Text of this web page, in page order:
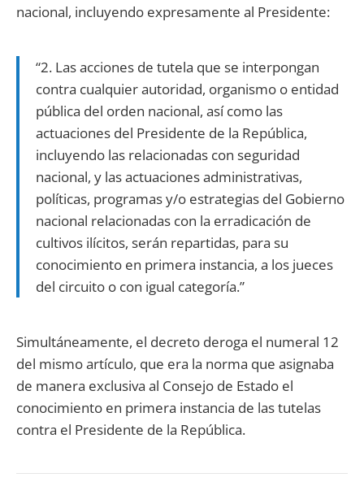
nacional, incluyendo expresamente al Presidente:
“2. Las acciones de tutela que se interpongan
contra cualquier autoridad, organismo o entidad
pública del orden nacional, así como las
actuaciones del Presidente de la República,
incluyendo las relacionadas con seguridad
nacional, y las actuaciones administrativas,
políticas, programas y/o estrategias del Gobierno
nacional relacionadas con la erradicación de
cultivos ilícitos, serán repartidas, para su
conocimiento en primera instancia, a los jueces
del circuito o con igual categoría.”
Simultáneamente, el decreto deroga el numeral 12
del mismo artículo, que era la norma que asignaba
de manera exclusiva al Consejo de Estado el
conocimiento en primera instancia de las tutelas
contra el Presidente de la República.